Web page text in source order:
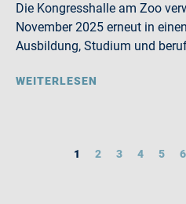
Die Kongresshalle am Zoo
November 2025 erneut in
Ausbildung, Studium und
WEITERLESEN
1 2 3 4 5 6